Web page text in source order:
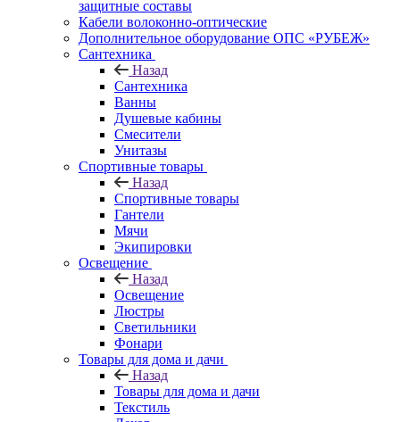
защитные составы
Кабели волоконно-оптические
Дополнительное оборудование ОПС «РУБЕЖ»
Сантехника
Назад
Сантехника
Ванны
Душевые кабины
Смесители
Унитазы
Спортивные товары
Назад
Спортивные товары
Гантели
Мячи
Экипировки
Освещение
Назад
Освещение
Люстры
Светильники
Фонари
Товары для дома и дачи
Назад
Товары для дома и дачи
Текстиль